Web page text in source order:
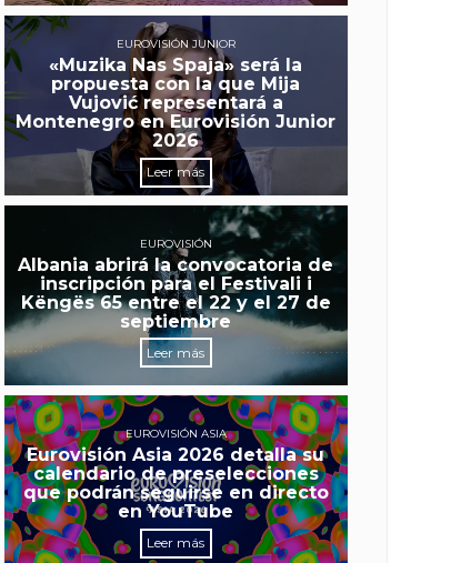
EUROVISIÓN JUNIOR
«Muzika Nas Spaja» será la
propuesta con la que Mija
Vujović representará a
Montenegro en Eurovisión Junior
2026
Leer más
EUROVISIÓN
Albania abrirá la convocatoria de
inscripción para el Festivali i
Këngës 65 entre el 22 y el 27 de
septiembre
Leer más
EUROVISIÓN ASIA
Eurovisión Asia 2026 detalla su
calendario de preselecciones
que podrán seguirse en directo
en YouTube
Leer más